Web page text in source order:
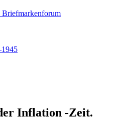
Inflation -Zeit.